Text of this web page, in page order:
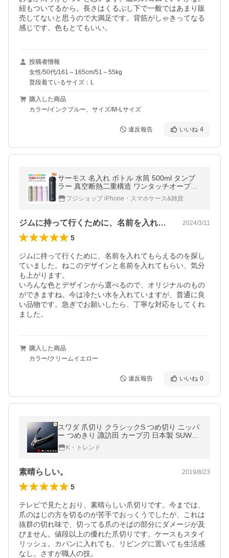
紐もついてるから。長さはくるぶし下で一般ではあまり販
売してないと思うので大満足です。背筋がしゃきってなる
感じです。色もとてもいい。
投稿者情報
女性/50代/161～165cm/51～55kg
普段着ているサイズ：L
購入した商品
カラー/インクブルー、サイズ/M-Lサイズ
違反報告 いいね 4
サーモス 名入れ ボトル 水筒 500ml タンブ
ラー 真空断熱二重構造 ワンタッチオープン
マイボトル 保温 保冷 スリム 軽量 ギフト プ
レゼント マグ zakka039
フジショップ iPhone・スマホケース&雑貨
ジムに持って行くために、名前を入れても… 2024/3/11
5
ジムに持って行くために、名前を入れてもらえるのを探し
ていました。ねこのデザインと名前を入れてもらい、気分
も上がります。
いろんな色とデザインから選べるので、オリジナルのもの
ができますね。今は冷たい水を入れていますが、普通に良
い品物です。急ぎでお願いしたら、丁寧な対応をしてくれ
ました。
購入した商品
カラー/クリームイエロー
違反報告 いいね 0
スワダ 爪切り クラシックS つめ切り ニッパ
ー つめきり 諏訪田 カーブ刃 日本製 SUWAD
A 坂上＆指原のつぶれない店 【SALE 送料無
料】K・トレンド
素晴らしい。 2019/8/23
5
テレビで見たとおり、素晴らしい爪切りです。今までは、
爪のはじの方を切るのが苦手でおっくうでしたが、これは
抜群の切れ味で、切ってる爪のそばの部分にダメージが及
びません。値段以上の優れた爪切りです。ケースもスタイ
リッシュ。カバンに入れても、リビングに置いても生活感
なし。さすが職人の技。